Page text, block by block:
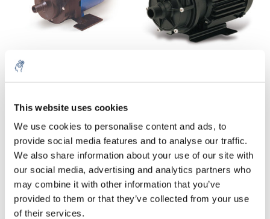
This website uses cookies
We use cookies to personalise content and ads, to
provide social media features and to analyse our traffic.
We also share information about your use of our site with
our social media, advertising and analytics partners who
may combine it with other information that you’ve
provided to them or that they’ve collected from your use
of their services.
Centrifugaalpomp NDP
14/2
50/7
order
Sign up for our newsletter to stay
informed about our new products, and
receive a 10% discount on your next
purchase for all chemical products from
our own brand 😀